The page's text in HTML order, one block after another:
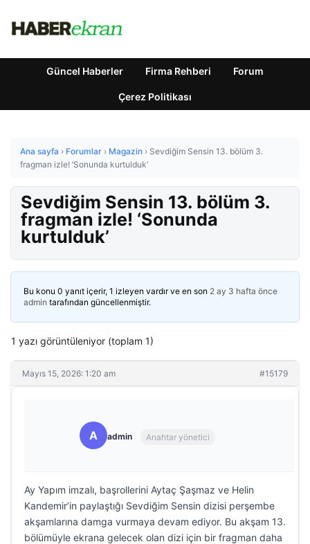
Güncel Haberler Firma Rehberi Forum
Çerez Politikası
Ana sayfa › Forumlar › Magazin › Sevdiğim Sensin 13. bölüm 3.
fragman izle! ‘Sonunda kurtulduk’
Sevdiğim Sensin 13. bölüm 3.
fragman izle! ‘Sonunda
kurtulduk’
Bu konu 0 yanıt içerir, 1 izleyen vardır ve en son 2 ay 3 hafta önce
admin tarafından güncellenmiştir.
1 yazı görüntüleniyor (toplam 1)
Mayıs 15, 2026: 1:20 am #15179
A admin Anahtar yönetici
Ay Yapım imzalı, başrollerini Aytaç Şaşmaz ve Helin
Kandemir’in paylaştığı Sevdiğim Sensin dizisi perşembe
akşamlarına damga vurmaya devam ediyor. Bu akşam 13.
bölümüyle ekrana gelecek olan dizi için bir fragman daha